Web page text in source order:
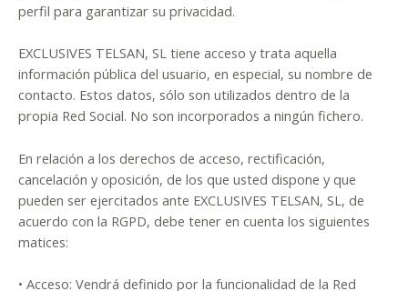
perfil para garantizar su privacidad.
EXCLUSIVES TELSAN, SL tiene acceso y trata aquella
información pública del usuario, en especial, su nombre de
contacto. Estos datos, sólo son utilizados dentro de la
propia Red Social. No son incorporados a ningún fichero.
En relación a los derechos de acceso, rectificación,
cancelación y oposición, de los que usted dispone y que
pueden ser ejercitados ante EXCLUSIVES TELSAN, SL, de
acuerdo con la RGPD, debe tener en cuenta los siguientes
matices:
• Acceso: Vendrá definido por la funcionalidad de la Red